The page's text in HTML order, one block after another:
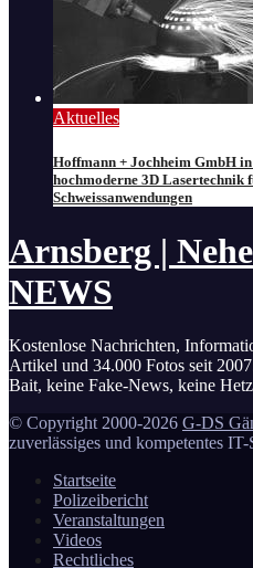
Aktuelles
Hoffmann + Jochheim GmbH
hochmoderne 3D Lasertechnik
Schweissanwendungen
Arnsberg |
NEWS
Kostenlose Nachrichten,
Artikel und 34.000 Fotos seit
Bait, keine Fake-News, keine
© Copyright 2000-2026 G-DS
zuverlässiges und kompetentes
Startseite
Polizeibericht
Veranstaltungen
Videos
Rechtliches